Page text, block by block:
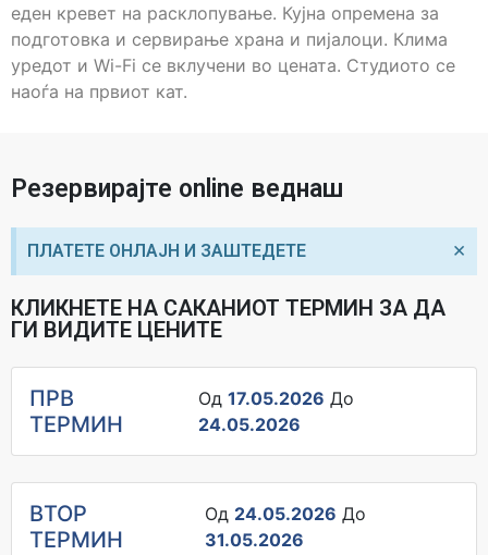
еден кревет на расклопување. Кујна опремена за
подготовка и сервирање храна и пијалоци. Клима
уредот и Wi-Fi се вклучени во цената. Студиото се
наоѓа на првиот кат.
Резервирајте online веднаш
ПЛАТЕТЕ ОНЛАЈН И ЗАШТЕДЕТЕ ×
КЛИКНЕТЕ НА САКАНИОТ ТЕРМИН ЗА ДА
ГИ ВИДИТЕ ЦЕНИТЕ
ПРВ
ТЕРМИН
Од 17.05.2026 До
24.05.2026
ВТОР
ТЕРМИН
Од 24.05.2026 До
31.05.2026